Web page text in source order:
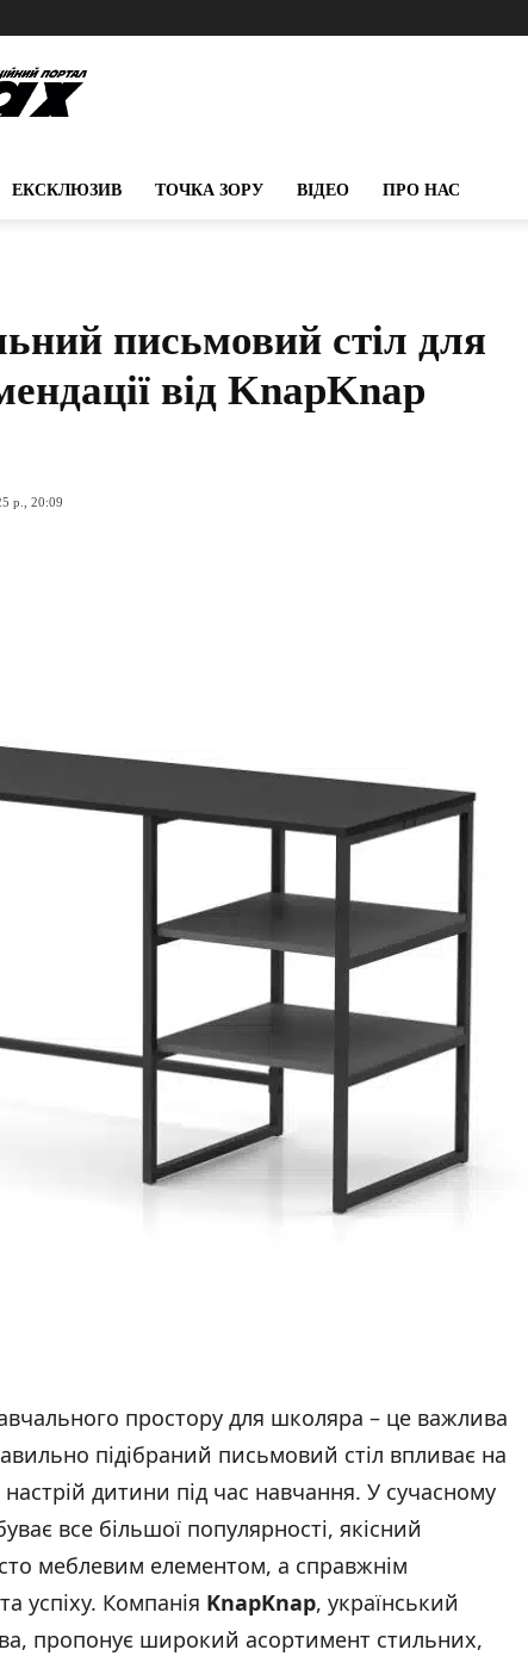
ЕКСКЛЮЗИВ ТОЧКА ЗОРУ ВІДЕО ПРО НАС
письмовий стіл для
від KnapKnap
р., 20:09
простору для школяра – це важлива
підібраний письмовий стіл впливає на
настрій дитини під час навчання. У сучасному
все більшої популярності, якісний
меблевим елементом, а справжнім
успіху. Компанія KnapKnap, український
пропонує широкий асортимент стильних,